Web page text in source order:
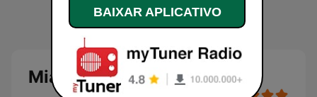
Miami SoundSets
BAIXAR APLICATIVO